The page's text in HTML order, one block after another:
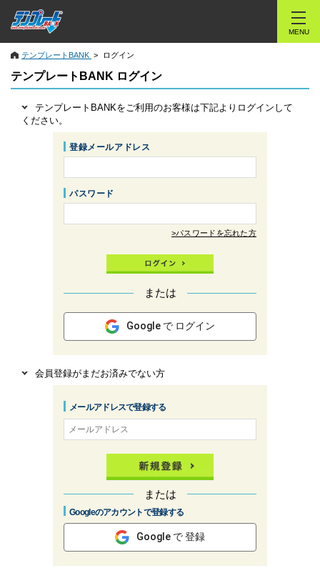
MENU
テンプレートBANK ログイン
テンプレートBANK ログイン
テンプレートBANKをご利用のお客様は下記よりログインして
ください。
登録メールアドレス
パスワード
>パスワードを忘れた方
または
Google で ログイン
会員登録がまだお済みでない方
メールアドレスで登録する
または
Googleのアカウントで登録する
Google で 登録